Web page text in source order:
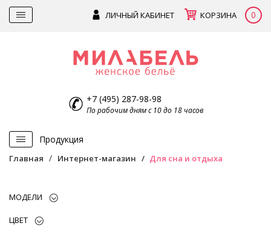
ЛИЧНЫЙ КАБИНЕТ КОРЗИНА 0
+7 (495) 287-98-98
По рабочим дням с 10 до 18 часов
Продукция
Главная Интернет-магазин Для сна и отдыха
МОДЕЛИ
ЦВЕТ